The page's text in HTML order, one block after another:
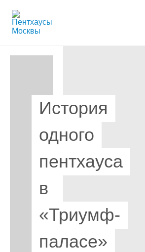
История
одного
пентхауса
в
«Триумф-
паласе»